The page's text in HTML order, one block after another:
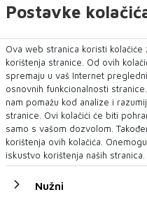
Postavke
Ova web stranica koristi
korištenja stranice. Od ovih
spremaju u vaš Internet
osnovnih funkcionalnosti
nam pomažu kod analize i
stranice. Ovi kolačići će biti
samo s vašom dozvolom.
korištenja ovih kolačića.
iskustvo korištenja naših stranica.
Nužni